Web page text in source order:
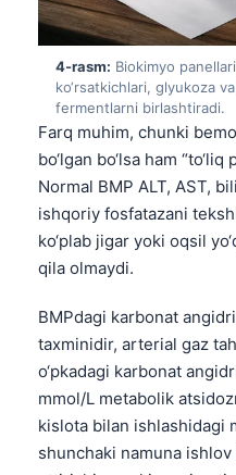
4-rasm: Biokimyo
ko‘rsatkichlari, glyukoza
fermentlarni birlashtiradi.
Farq muhim, chunki
bo‘lgan bo‘lsa ham
Normal BMP ALT, AST,
ishqoriy fosfatazani
ko‘plab jigar yoki oqsil
qila olmaydi.
BMPdagi karbonat
taxminidir, arterial gaz
o‘pkadagi karbonat
mmol/L metabolik
kislota bilan ishlashidagi
shunchaki namuna